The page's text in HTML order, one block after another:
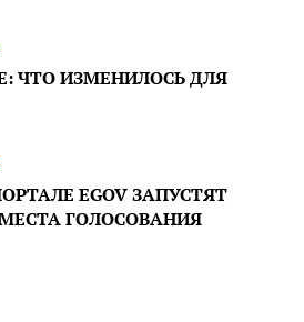
ЧТО ИЗМЕНИЛОСЬ ДЛЯ
EGOV ЗАПУСТЯТ
ГОЛОСОВАНИЯ